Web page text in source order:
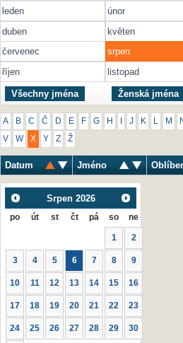
leden únor
duben
květen
červenec
srpen
říjen
listopad
Všechny jména Ženská jména
A B C Č D E F G H J K M
V W X Y Z Ž
Datum Jméno
Srpen 2026
po út st čt pá so ne
1 2
3 4 5 6 7 8 9
10 11 12 13 14 15 16
17 18 19 20 21 22 23
24 25 26 27 28 29 30